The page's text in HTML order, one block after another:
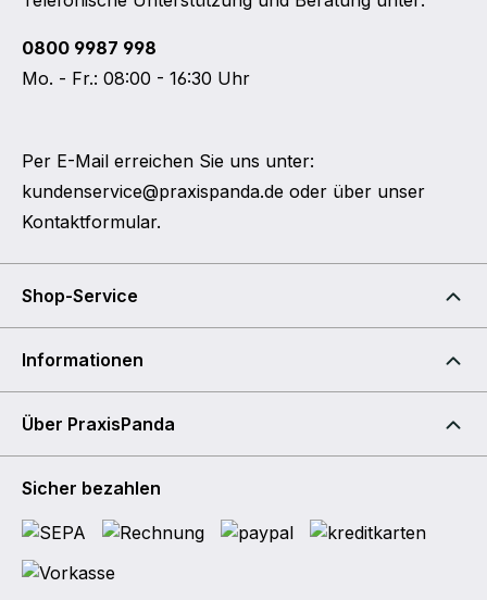
0800 9987 998
Mo. - Fr.: 08:00 - 16:30 Uhr
Per E-Mail erreichen Sie uns unter:
kundenservice@praxispanda.de oder über unser
Kontaktformular.
Shop-Service
Informationen
Über PraxisPanda
Sicher bezahlen